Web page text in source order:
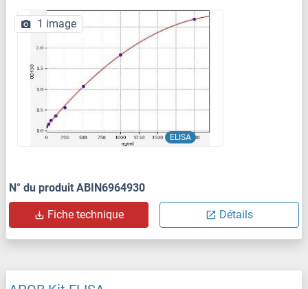
ELISA
1 image
N° du produit ABIN6964930
Fiche technique Détails